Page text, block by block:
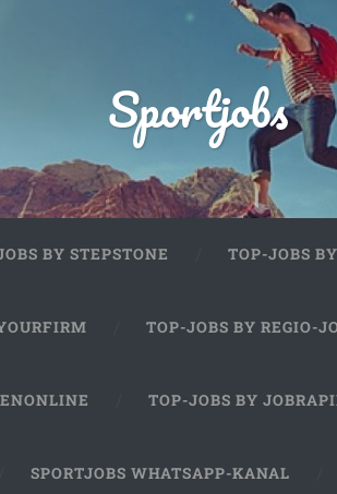
Sportjobs
BY STEPSTONE TOP-JOBS
TOP-JOBS BY REGIO-
TOP-JOBS BY
SPORTJOBS WHATSAPP-KANAL